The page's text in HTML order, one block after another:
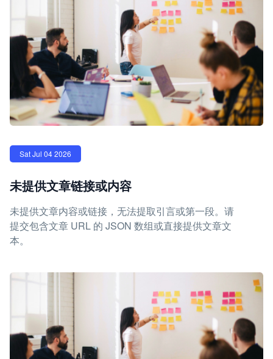
Sat Jul 04 2026
未提供文章链接或内容
未提供文章内容或链接，无法提取引言或第一段。请
提交包含文章 URL 的 JSON 数组或直接提供文章文
本。